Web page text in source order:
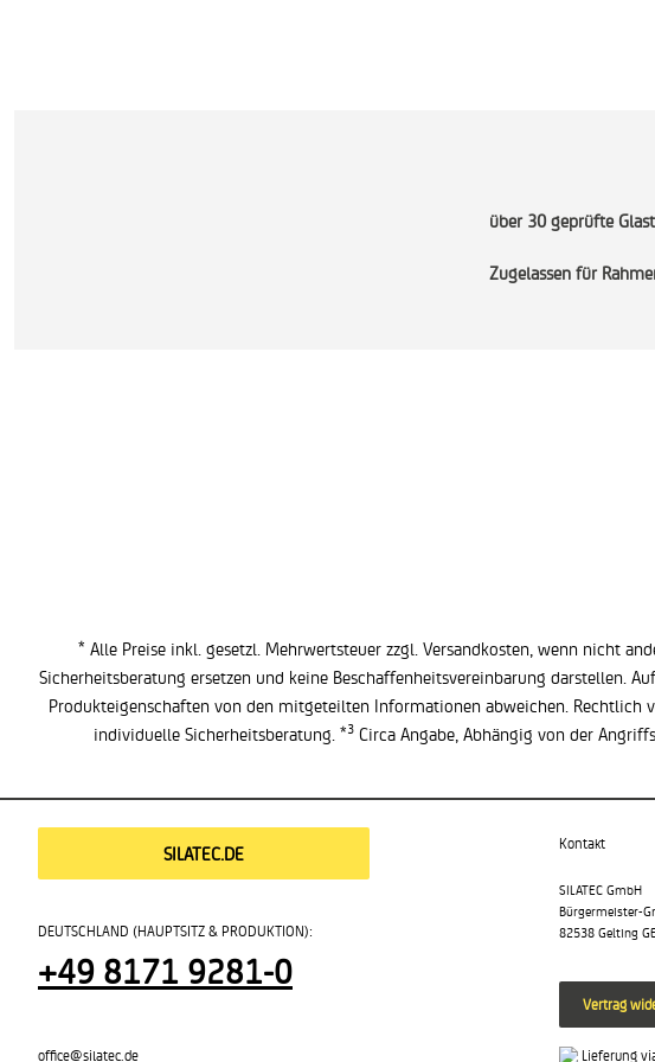
über 30 geprüfte
Zugelassen für
* Alle Preise inkl. gesetzl. Mehrwertsteuer zzgl. Versandkosten , wenn nicht
Sicherheitsberatung ersetzen und keine Beschaffenheitsvereinbarung darstellen.
Produkteigenschaften von den mitgeteilten Informationen abweichen. Rechtlich
individuelle Sicherheitsberatung. *3 Circa Angabe, Abhängig von der
SILATEC.DE
DEUTSCHLAND (HAUPTSITZ & PRODUKTION):
+49 8171 9281-0
Kontakt
SILATEC GmbH
Bürgermeister-
82538 Gelting
Vertrag
office@silatec.de Lieferung